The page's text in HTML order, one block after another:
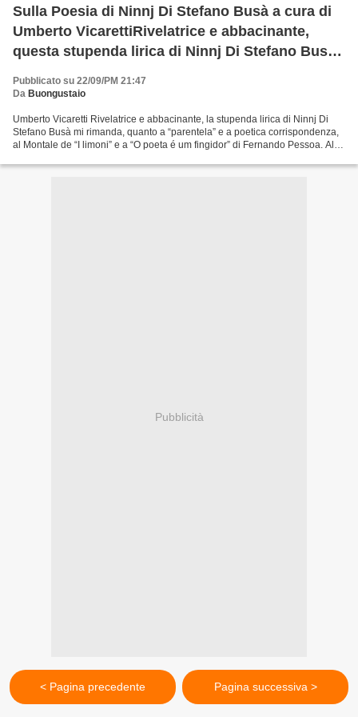
Sulla Poesia di Ninnj Di Stefano Busà a cura di
Umberto VicarettiRivelatrice e abbacinante,
questa stupenda lirica di Ninnj Di Stefano Busà
corrisp
Pubblicato su 22/09/PM 21:47
Da Buongustaio
Umberto Vicaretti Rivelatrice e abbacinante, la stupenda lirica di Ninnj Di
Stefano Busà mi rimanda, quanto a “parentela” e a poetica corrispondenza,
al Montale de “I limoni” e a “O poeta é um fingidor” di Fernando Pessoa. Alla
Pubblicità
< Pagina precedente Pagina successiva >